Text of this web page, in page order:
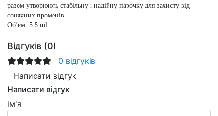
разом утворюють стабільну і надійну парочку для захисту від
сонячних променів.
Обʼєм: 5.5 ml
Відгуків (0)
0 відгуків
Написати відгук
Написати відгук
ім'я